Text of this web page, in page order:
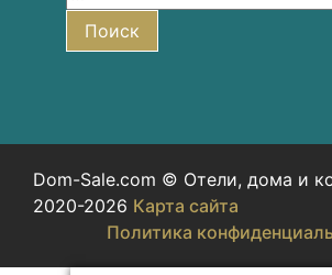
Поиск
Dom-Sale.com © Отели, дома и
2020-2026 Карта сайта
Политика